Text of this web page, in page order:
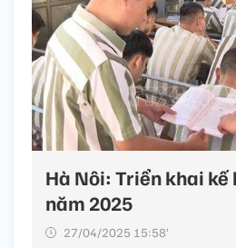
Hà Nôi: Triển khai kế
năm 2025
27/04/2025 15:58’